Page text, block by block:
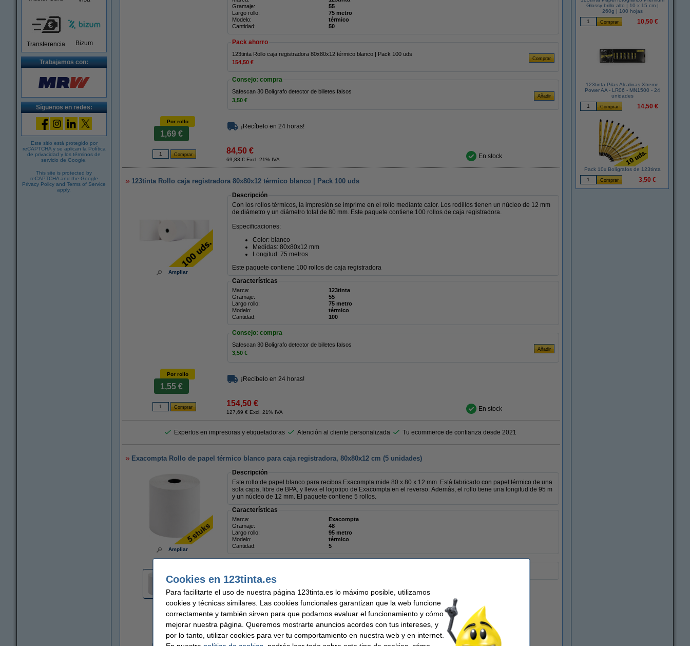
Transferencia Bizum
Trabajamos con:
Síguenos en redes:
Este sitio está protegido por
reCAPTCHA y se aplican la Política
de privacidad y los términos de
servicio de Google
This site is protected by
reCAPTCHA and the Google
Privacy Policy and Terms of Service
apply.
Gramaje:
55
Largo rollo:
75 metro
Modelo:
térmico
Cantidad:
50
Pack ahorro
123tinta Rollo caja registradora 80x80x12 térmico blanco | Pack 100 uds
154,50 €
Consejo: compra
Safescan 30 Bolígrafo detector de billetes falsos
3,50 €
Por rollo
1,69 €
¡Recíbelo en 24 horas!
84,50 €
69,83 € Excl. 21% IVA En stock
123tinta Rollo caja registradora 80x80x12 térmico blanco | Pack 100 uds
Ampliar
Descripción
Con los rollos térmicos, la impresión se imprime en el rollo mediante calor. Los rodillos tienen un núcleo de 12 mm
de diámetro y un diámetro total de 80 mm. Este paquete contiene 100 rollos de caja registradora.
Especificaciones:
Color: blanco
Medidas: 80x80x12 mm
Longitud: 75 metros
Este paquete contiene 100 rollos de caja registradora
Características
Marca:
123tinta
Gramaje:
55
Largo rollo:
75 metro
Modelo:
térmico
Cantidad:
100
Consejo: compra
Safescan 30 Bolígrafo detector de billetes falsos
3,50 €
Por rollo
1,55 €
¡Recíbelo en 24 horas!
154,50 €
127,69 € Excl. 21% IVA En stock
Expertos en impresoras y etiquetadoras Atención al cliente personalizada Tu ecommerce de confianza desde 2021
Exacompta Rollo de papel térmico blanco para caja registradora, 80x80x12 cm (5 unidades)
Ampliar
Descripción
Este rollo de papel blanco para recibos Exacompta mide 80 x 80 x 12 mm. Está fabricado con papel térmico de una
sola capa, libre de BPA, y lleva el logotipo de Exacompta en el reverso. Además, el rollo tiene una longitud de 95 m
y un núcleo de 12 mm. El paquete contiene 5 rollos.
Características
Marca:
Exacompta
Gramaje:
48
Largo rollo:
95 metro
Modelo:
térmico
Cantidad:
5
Por rollo
2,90 €
Glossy brillo alto | 10 x 15 cm |
260g | 100 hojas
10,50 €
123tinta Pilas Alcalinas Xtreme
Power AA - LR06 - MN1500 - 24
unidades
14,50 €
Pack 10x Bolígrafos de 123tinta
3,50 €
Cookies en 123tinta.es
Para facilitarte el uso de nuestra página 123tinta.es lo máximo posible, utilizamos
cookies y técnicas similares. Las cookies funcionales garantizan que la web funcione
correctamente y también sirven para que podamos evaluar el funcionamiento y cómo
mejorar nuestra página. Queremos mostrarte anuncios acordes con tus intereses, y
por lo tanto, utilizar cookies para ver tu comportamiento en nuestra web y en internet.